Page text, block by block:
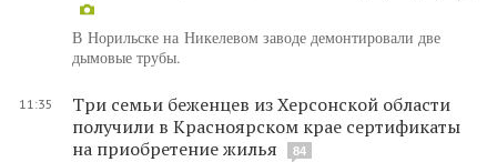
В Норильске на Никелевом заводе демонтировали две
дымовые трубы.
11:35
Три семьи беженцев из Херсонской области
получили в Красноярском крае сертификаты
на приобретение жилья
84